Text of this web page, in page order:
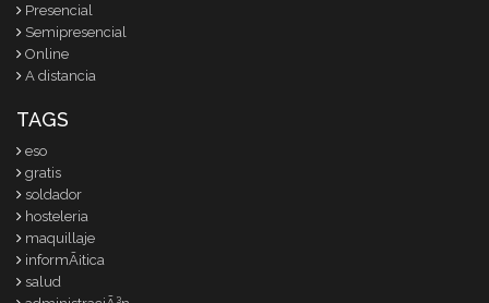
Presencial
Semipresencial
Online
A distancia
TAGS
eso
gratis
soldador
hosteleria
maquillaje
informÃ¡tica
salud